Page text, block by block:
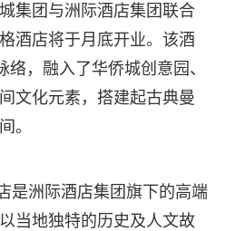
集团与洲际酒店集团联合
酒店将于月底开业。该酒
络，融入了华侨城创意园、
文化元素，搭建起古典曼
。
是洲际酒店集团旗下的高端
当地独特的历史及人文故